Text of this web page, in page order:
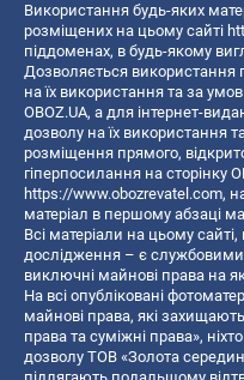
Використання будь-яких
розміщених на цьому сайті
піддоменах, в будь-якому
Дозволяється використання
на їх використання та за
OBOZ.UA, а для інтернет-
дозволу на їх використання
розміщення прямого,
гіперпосилання на сторінку
https://www.obozrevatel.com,
матеріал в першому абзаці
Всі матеріали на цьому сайті,
дослідження – є службовими
виключні майнові права на
На всі опубліковані
майнові права, які
права та суміжні права»,
дозволу ТОВ «Золота